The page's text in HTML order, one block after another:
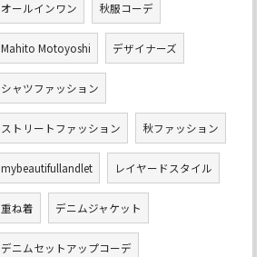
オールインワン 秋服コーデ
Mahito Motoyoshi デザイナーズ
シャツファッション
ストリートファッション 秋ファッション
mybeautifullandlet レイヤードスタイル
重ね着 デニムジャケット
デニムセットアップコーデ